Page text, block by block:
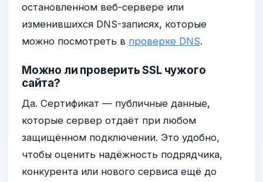
остановленном веб-сервере или
изменившихся DNS-записях, которые
можно посмотреть в проверке DNS.
Можно ли проверить SSL чужого
сайта?
Да. Сертификат — публичные данные,
которые сервер отдаёт при любом
защищённом подключении. Это удобно,
чтобы оценить надёжность подрядчика,
конкурента или нового сервиса ещё до